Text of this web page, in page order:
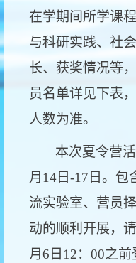
在学期间所学课
与科研实践、社
长、获奖情况等
员名单详见下表
人数为准。
本次夏令营
月14日-17日。包
流实验室、营员
动的顺利开展，
月6日12：00之